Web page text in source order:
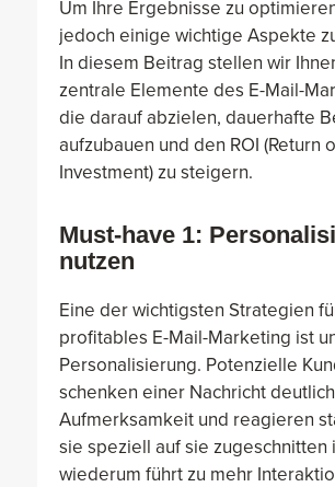
Um Ihre Ergebnisse zu
jedoch einige wichtige Aspekte
In diesem Beitrag stellen wir
zentrale Elemente des E-Mail-
die darauf abzielen, dauerhafte
aufzubauen und den ROI (Return
Investment) zu steigern.
Must-have 1:
nutzen
Eine der wichtigsten Strategien
profitables E-Mail-Marketing ist
Personalisierung. Potenzielle
schenken einer Nachricht
Aufmerksamkeit und reagieren
sie speziell auf sie zugeschnitten
wiederum führt zu mehr